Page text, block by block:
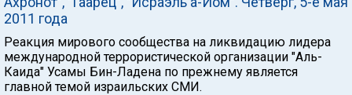
2011 года
Реакция мирового сообщества на ликвидацию лидера
международной террористической организации "Аль-
Каида" Усамы Бин-Ладена по прежнему является
главной темой израильских СМИ.